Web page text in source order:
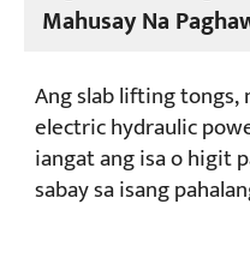
Mahusay Na
Ang slab lifting tongs,
electric hydraulic
iangat ang isa o higit
sabay sa isang